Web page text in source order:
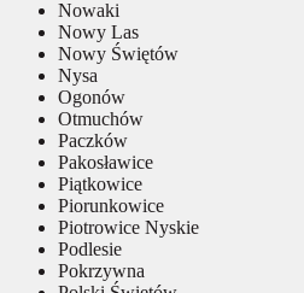
Nowaki
Nowy Las
Nowy Świętów
Nysa
Ogonów
Otmuchów
Paczków
Pakosławice
Piątkowice
Piorunkowice
Piotrowice Nyskie
Podlesie
Pokrzywna